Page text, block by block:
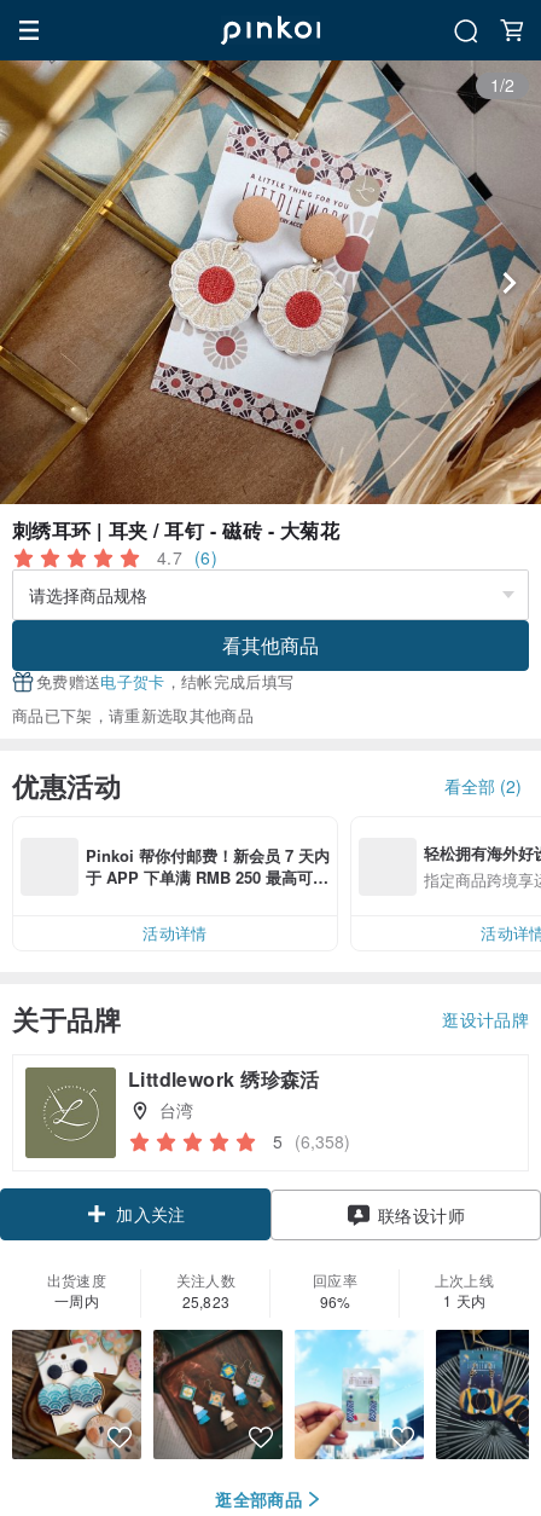
1/2
刺绣耳环 | 耳夹 / 耳钉 - 磁砖 - 大菊花
4.7 (6)
看其他商品
免费赠送电子贺卡 ，结帐完成后填写
商品已下架，请重新选取其他商品
优惠活动 看全部 (2)
Pinkoi 帮你付邮费！新会员 7 天内
于 APP 下单满 RMB 250 最高可折
活动详情
轻松拥有海外好
指定商品跨境享
活动详
关于品牌 逛设计品牌
Littdlework 绣珍森活
台湾
5 (6,358)
加入关注 联络设计师
出货速度
一周内
关注人数
25,823
回应率
96%
上次上线
1 天内
逛全部商品